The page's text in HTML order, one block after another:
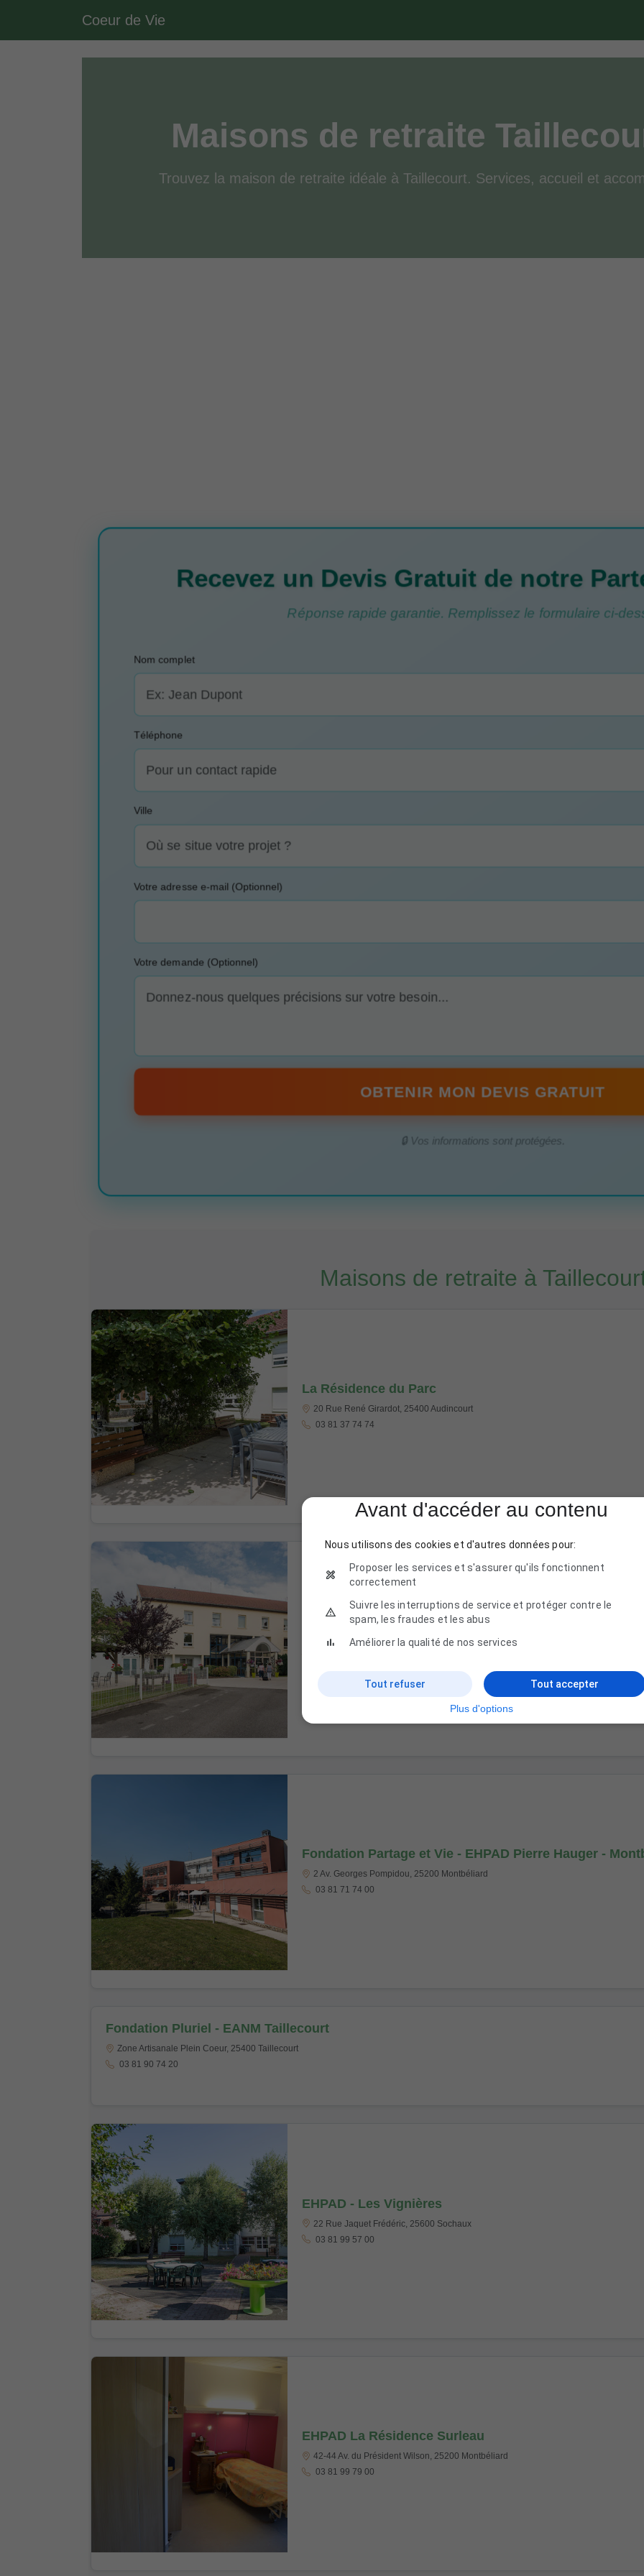
Coeur de Vie
Maisons de retraite
Trouvez la maison de retraite idéale à Taillecourt. Services, accueil et
Recevez un Devis Gratuit de notre
Réponse rapide garantie. Remplissez le formulaire ci-
Nom complet
Téléphone
Ville
Votre adresse e-mail (Optionnel)
Votre demande (Optionnel)
OBTENIR MON DEVIS GRATUIT
🔒 Vos informations sont protégées.
Maisons de retraite à
La Résidence du Parc
20 Rue René Girardot, 25400 Audincourt
03 81 37 74 74
Ehpad Korian Le Doubs Rivage
7 Av. Georges Pompidou, 25200 Montbéliard
Fondation Partage et Vie - EHPAD Pierre Hauger -
2 Av. Georges Pompidou, 25200 Montbéliard
03 81 71 74 00
Fondation Pluriel - EANM Taillecourt
Zone Artisanale Plein Coeur, 25400 Taillecourt
03 81 90 74 20
EHPAD - Les Vignières
22 Rue Jaquet Frédéric, 25600 Sochaux
03 81 99 57 00
EHPAD La Résidence Surleau
42-44 Av. du Président Wilson, 25200 Montbéliard
03 81 99 79 00
Avant d'accéder au contenu
Nous utilisons des cookies et d'autres données pour:
Proposer les services et s'assurer qu'ils fonctionnent
correctement
Suivre les interruptions de service et protéger contre le
spam, les fraudes et les abus
Améliorer la qualité de nos services
Tout refuser Tout accepter
Plus d'options